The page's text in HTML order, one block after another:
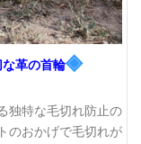
革の首輪◈
独特な毛切れ防止の
のおかげで毛切れが